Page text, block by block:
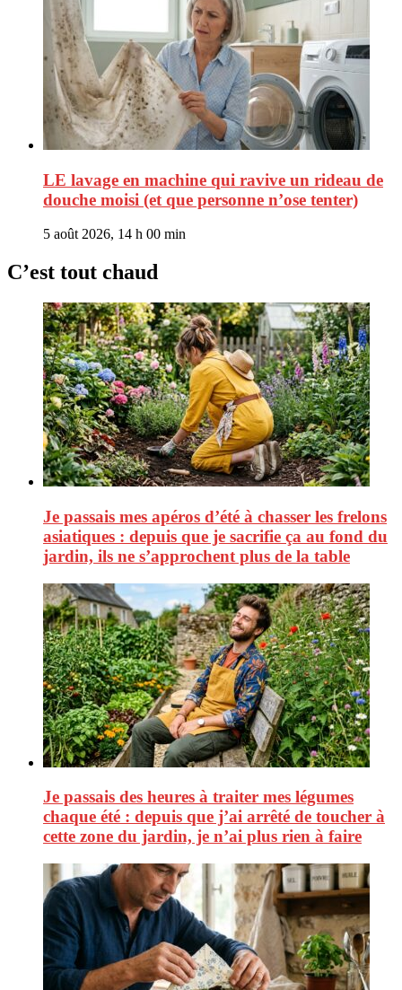
LE lavage en machine qui ravive un rideau de
douche moisi (et que personne n’ose tenter)
5 août 2026, 14 h 00 min
C’est tout chaud
Je passais mes apéros d’été à chasser les frelons
asiatiques : depuis que je sacrifie ça au fond du
jardin, ils ne s’approchent plus de la table
Je passais des heures à traiter mes légumes
chaque été : depuis que j’ai arrêté de toucher à
cette zone du jardin, je n’ai plus rien à faire